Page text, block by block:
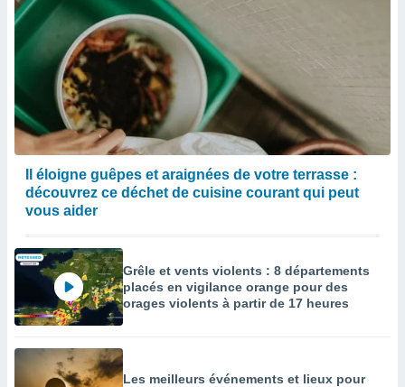
Il éloigne guêpes et araignées de votre terrasse :
découvrez ce déchet de cuisine courant qui peut
vous aider
Grêle et vents violents : 8 départements
placés en vigilance orange pour des
orages violents à partir de 17 heures
Les meilleurs événements et lieux pour